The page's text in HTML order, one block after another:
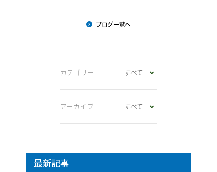
ブログ一覧へ
カテゴリー すべて
アーカイブ すべて
最新記事